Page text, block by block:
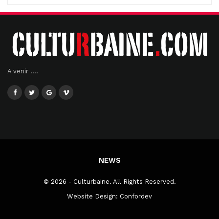
A venir ....
NEWS
© 2026 - Culturbaine. All Rights Reserved.
Website Design: Confordev